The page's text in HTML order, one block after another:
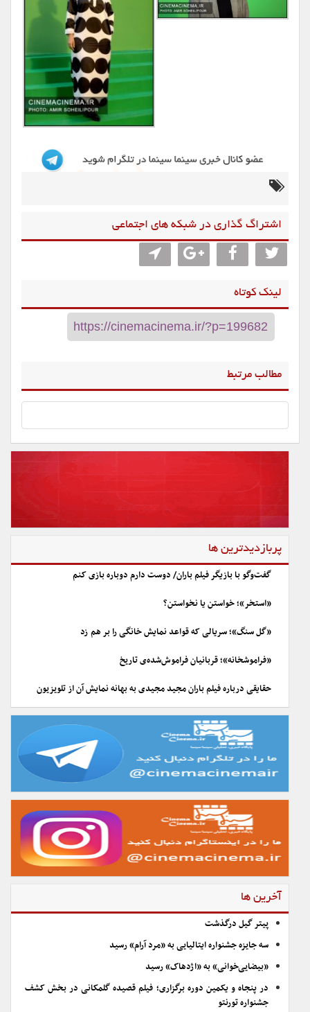
اشتراگ گذاری در شبکه های اجتماعی
لینک کوتاه
مطالب مرتبط
پربازدیدترین ها
گفت‌وگو با بازیگر فیلم باران/ دوست دارم دوباره بازی کنم
«استخر»؛ خواستن یا نخواستن؟
«گل سنگ»؛ سریالی که قواعد نمایش خانگی را بر هم زد
«فراموشخانه»؛ قربانیان فراموش‌شده‌ی تاریخ
حقایقی درباره فیلم باران مجید مجیدی به بهانه نمایش آن از تلویزیون
آخرین ها
پیتر گیل درگذشت
سه جایزه جشنواره ایتالیایی به «مرد آرام» رسید
«بیضایی‌خوانی» به «اژدهاک» رسید
در پنجاه و یکمین دوره برگزاری؛ فیلم قصیده گلمکانی در بخش کشف
جشنواره تورنتو